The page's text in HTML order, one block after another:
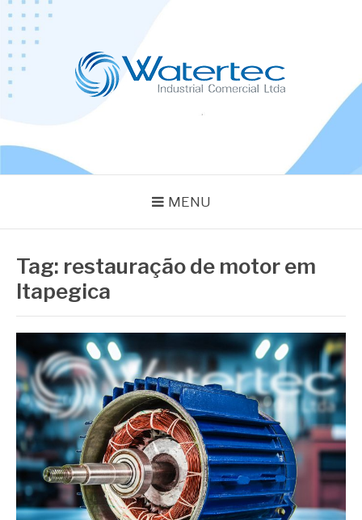
Pular
para
conteúdo
MENU
Tag: restauração de motor em
Itapegica